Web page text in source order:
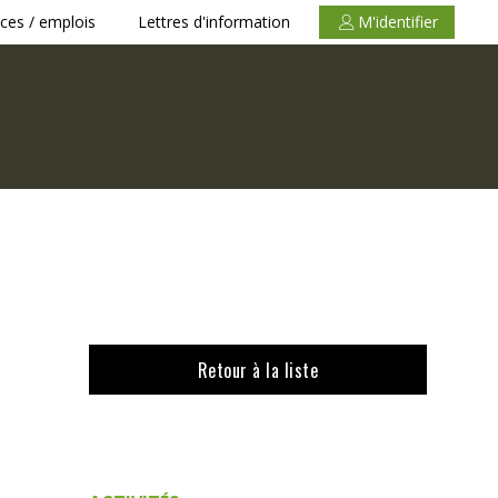
/ emplois Lettres d'information M'identifier
Retour à la liste